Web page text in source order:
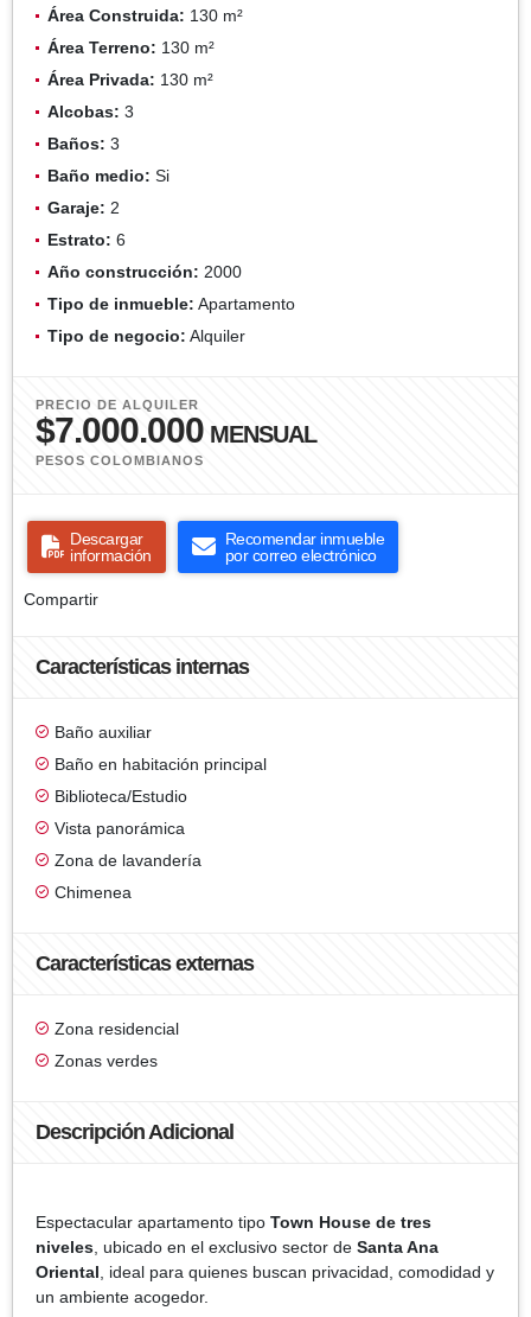
Área Construida: 130 m²
Área Terreno: 130 m²
Área Privada: 130 m²
Alcobas: 3
Baños: 3
Baño medio: Si
Garaje: 2
Estrato: 6
Año construcción: 2000
Tipo de inmueble: Apartamento
Tipo de negocio: Alquiler
PRECIO DE ALQUILER
$7.000.000 MENSUAL
PESOS COLOMBIANOS
Descargar
información
Recomendar inmueble
por correo electrónico
Compartir
Características internas
Baño auxiliar
Baño en habitación principal
Biblioteca/Estudio
Vista panorámica
Zona de lavandería
Chimenea
Características externas
Zona residencial
Zonas verdes
Descripción Adicional
Espectacular apartamento tipo Town House de tres
niveles , ubicado en el exclusivo sector de Santa Ana
Oriental , ideal para quienes buscan privacidad, comodidad y
un ambiente acogedor.